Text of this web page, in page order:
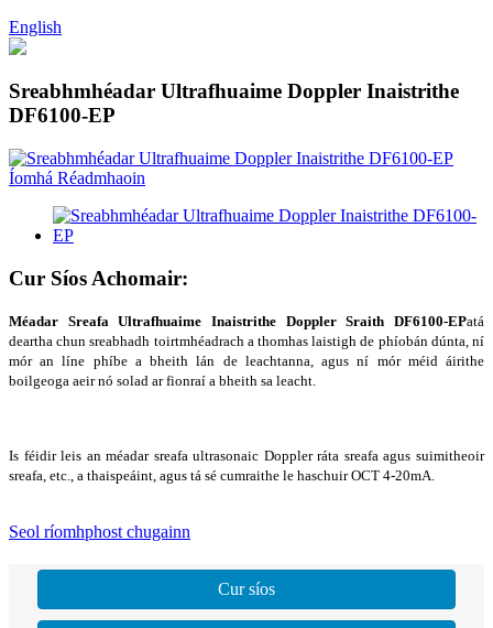
English
Sreabhmhéadar Ultrafhuaime Doppler Inaistrithe
DF6100-EP
Cur Síos Achomair:
Méadar Sreafa Ultrafhuaime Inaistrithe Doppler Sraith DF6100-EPatá
deartha chun sreabhadh toirtmhéadrach a thomhas laistigh de phíobán dúnta, ní
mór an líne phíbe a bheith lán de leachtanna, agus ní mór méid áirithe
boilgeoga aeir nó solad ar fionraí a bheith sa leacht.
Is féidir leis an méadar sreafa ultrasonaic Doppler ráta sreafa agus suimitheoir
sreafa, etc., a thaispeáint, agus tá sé cumraithe le haschuir OCT 4-20mA.
Seol ríomhphost chugainn
Cur síos